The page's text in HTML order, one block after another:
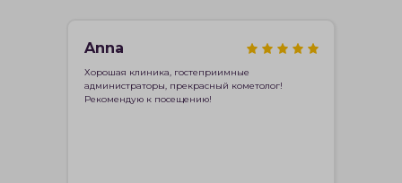
Anna
Хорошая клиника, гостеприимные
администраторы, прекрасный кометолог!
Рекомендую к посещению!